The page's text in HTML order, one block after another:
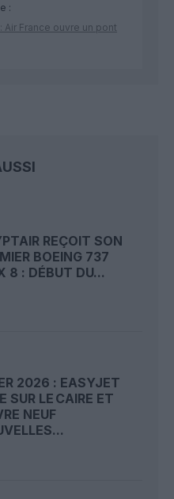
:
Air France ouvre un pont
REÇOIT SON
BOEING 737
8 : DÉBUT DU...
2026 : EASYJET
SUR LE CAIRE ET
NEUF